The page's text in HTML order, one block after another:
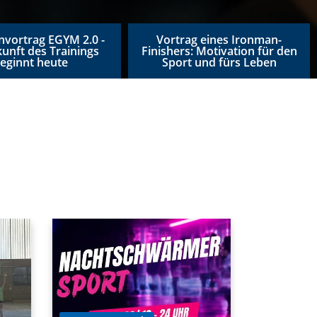
EGYM 2.0 -
des Trainings
heute
Vortrag eines Ironman-
Finishers: Motivation für den
Sport und fürs Leben